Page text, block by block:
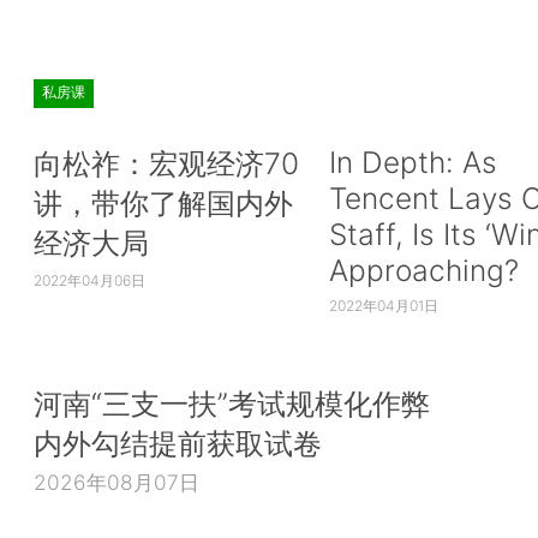
[戴柏华]此外，为了使我们的预算报告让人大代
年我们又想了一个办法。今年财政部和全国人大预工
写了《政府预算解读》。2014-03-07 15:16:00
[主持人]这是一个比较大的变化。2014-03-07
怎么安排”、“人大审查预算怎么开展”等情况，并解答
的热点问题。2014-03-07 15:19:30
[网友 都教授]今年还要继续实施积极的财政政策
私房课
向松祚：宏观经济70
讲，带你了解国内外
经济大局
2022年04月06日
In Depth: As
Tencent Lays
Staff, Is Its
Approaching?
2022年04月01日
河南“三支一扶”考试规模化作弊
内外勾结提前获取试卷
2026年08月07日